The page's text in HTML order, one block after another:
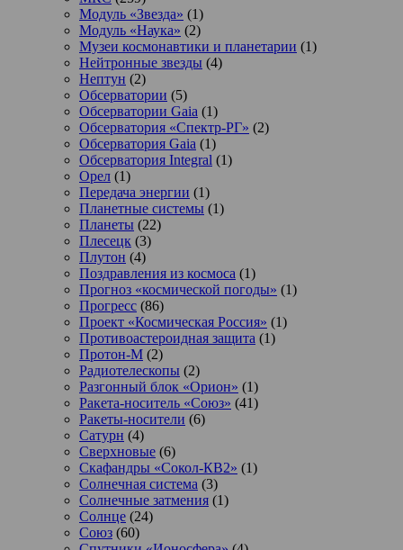
Модуль «Звезда» (1)
Модуль «Наука» (2)
Музеи космонавтики и планетарии (1)
Нейтронные звезды (4)
Нептун (2)
Обсерватории (5)
Обсерватории Gaia (1)
Обсерватория «Спектр-РГ» (2)
Обсерватория Gaia (1)
Обсерватория Integral (1)
Орел (1)
Передача энергии (1)
Планетные системы (1)
Планеты (22)
Плесецк (3)
Плутон (4)
Поздравления из космоса (1)
Прогноз «космической погоды» (1)
Прогресс (86)
Проект «Космическая Россия» (1)
Противоастероидная защита (1)
Протон-М (2)
Радиотелескопы (2)
Разгонный блок «Орион» (1)
Ракета-носитель «Союз» (41)
Ракеты-носители (6)
Сатурн (4)
Сверхновые (6)
Скафандры «Сокол-КВ2» (1)
Солнечная система (3)
Солнечные затмения (1)
Солнце (24)
Союз (60)